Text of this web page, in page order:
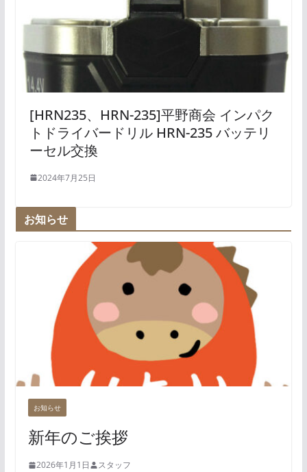
[HRN235、HRN-235]平野商会 インパク
トドライバードリル HRN-235 バッテリ
ーセル交換
2024年7月25日
お知らせ
お知らせ
新年のご挨拶
2026年1月1日 スタッフ